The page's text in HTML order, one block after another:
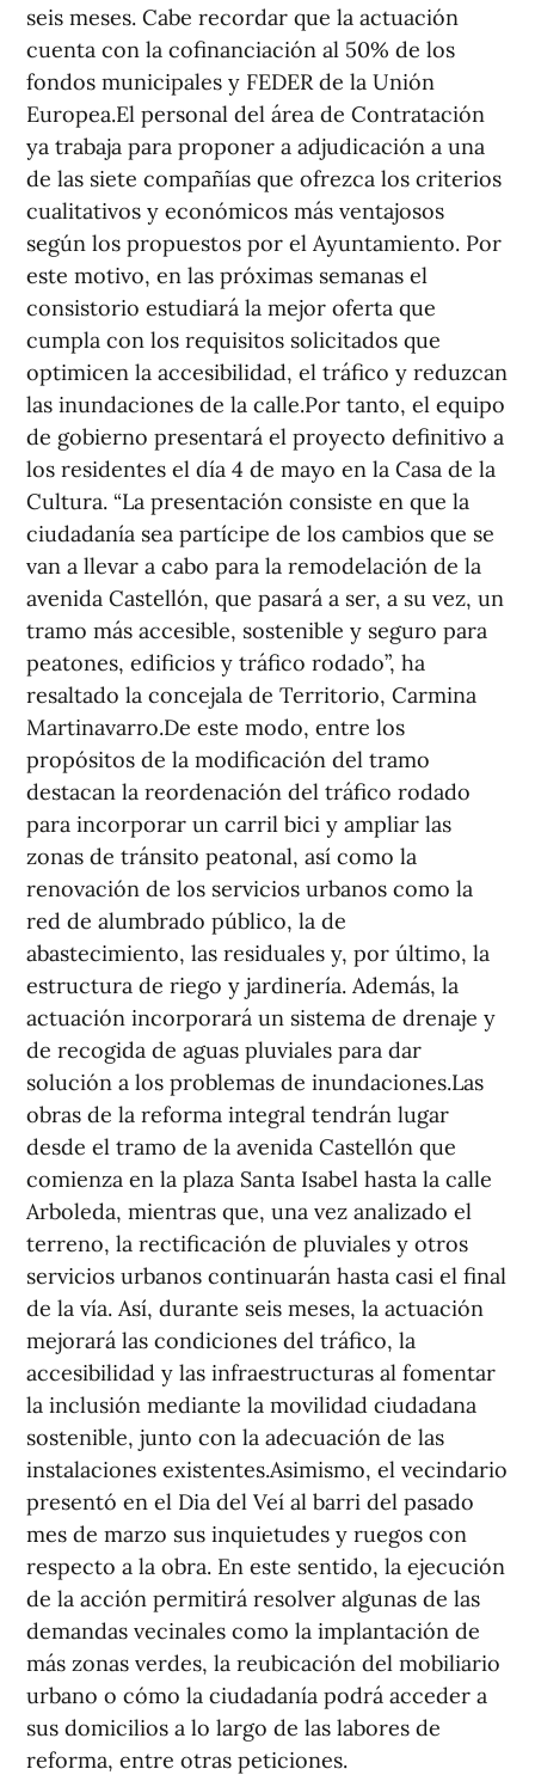
seis meses. Cabe recordar que la actuación
cuenta con la cofinanciación al 50% de los
fondos municipales y FEDER de la Unión
Europea.El personal del área de Contratación
ya trabaja para proponer a adjudicación a una
de las siete compañías que ofrezca los criterios
cualitativos y económicos más ventajosos
según los propuestos por el Ayuntamiento. Por
este motivo, en las próximas semanas el
consistorio estudiará la mejor oferta que
cumpla con los requisitos solicitados que
optimicen la accesibilidad, el tráfico y reduzcan
las inundaciones de la calle.Por tanto, el equipo
de gobierno presentará el proyecto definitivo a
los residentes el día 4 de mayo en la Casa de la
Cultura. “La presentación consiste en que la
ciudadanía sea partícipe de los cambios que se
van a llevar a cabo para la remodelación de la
avenida Castellón, que pasará a ser, a su vez, un
tramo más accesible, sostenible y seguro para
peatones, edificios y tráfico rodado”, ha
resaltado la concejala de Territorio, Carmina
Martinavarro.De este modo, entre los
propósitos de la modificación del tramo
destacan la reordenación del tráfico rodado
para incorporar un carril bici y ampliar las
zonas de tránsito peatonal, así como la
renovación de los servicios urbanos como la
red de alumbrado público, la de
abastecimiento, las residuales y, por último, la
estructura de riego y jardinería. Además, la
actuación incorporará un sistema de drenaje y
de recogida de aguas pluviales para dar
solución a los problemas de inundaciones.Las
obras de la reforma integral tendrán lugar
desde el tramo de la avenida Castellón que
comienza en la plaza Santa Isabel hasta la calle
Arboleda, mientras que, una vez analizado el
terreno, la rectificación de pluviales y otros
servicios urbanos continuarán hasta casi el final
de la vía. Así, durante seis meses, la actuación
mejorará las condiciones del tráfico, la
accesibilidad y las infraestructuras al fomentar
la inclusión mediante la movilidad ciudadana
sostenible, junto con la adecuación de las
instalaciones existentes.Asimismo, el vecindario
presentó en el Dia del Veí al barri del pasado
mes de marzo sus inquietudes y ruegos con
respecto a la obra. En este sentido, la ejecución
de la acción permitirá resolver algunas de las
demandas vecinales como la implantación de
más zonas verdes, la reubicación del mobiliario
urbano o cómo la ciudadanía podrá acceder a
sus domicilios a lo largo de las labores de
reforma, entre otras peticiones.